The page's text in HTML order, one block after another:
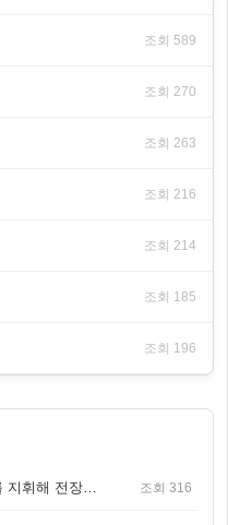
조회 589
조회 270
조회 263
조회 216
조회 214
조회 185
조회 196
아머드 트레인 워페어 – 무장 열차를 지휘해 전장을 돌파하는 생존 전투 게임 조회 316